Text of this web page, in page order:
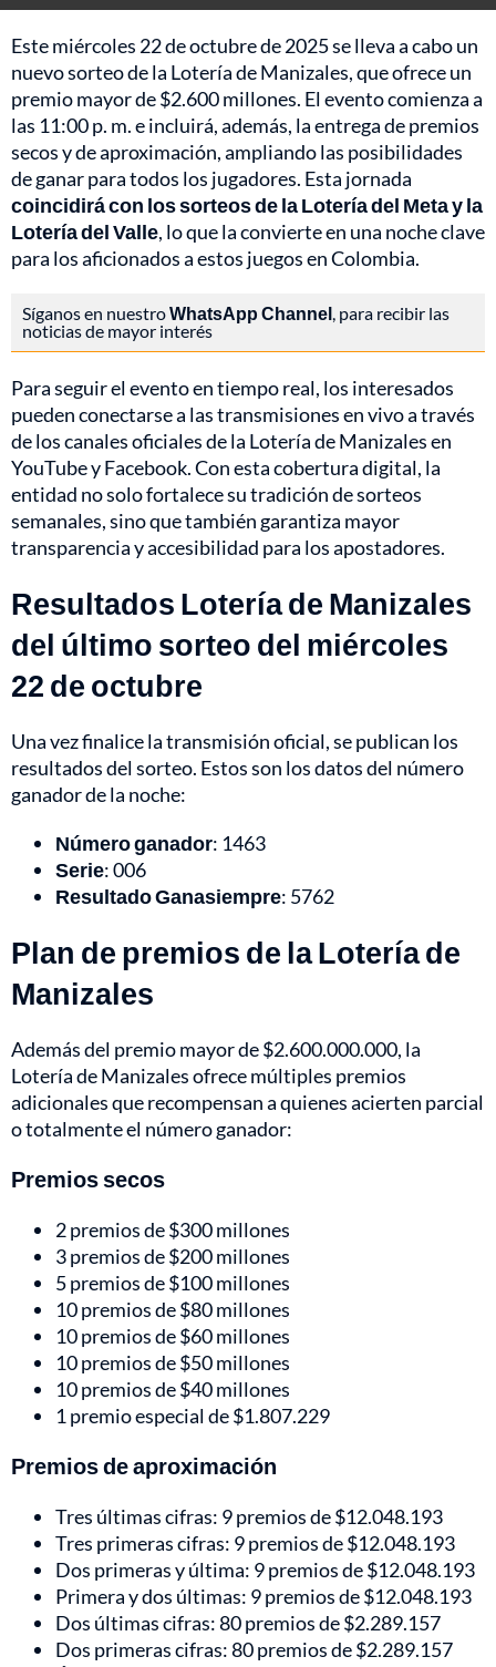
Este miércoles 22 de octubre de 2025 se lleva a cabo un
nuevo sorteo de la Lotería de Manizales, que ofrece un
premio mayor de $2.600 millones. El evento comienza a
las 11:00 p. m. e incluirá, además, la entrega de premios
secos y de aproximación, ampliando las posibilidades
de ganar para todos los jugadores. Esta jornada
coincidirá con los sorteos de la Lotería del Meta y la
Lotería del Valle, lo que la convierte en una noche clave
para los aficionados a estos juegos en Colombia.
Síganos en nuestroWhatsApp Channel, para recibir las
noticias de mayor interés
Para seguir el evento en tiempo real, los interesados
pueden conectarse a las transmisiones en vivo a través
de los canales oficiales de la Lotería de Manizales en
YouTube y Facebook. Con esta cobertura digital, la
entidad no solo fortalece su tradición de sorteos
semanales, sino que también garantiza mayor
transparencia y accesibilidad para los apostadores.
Resultados Lotería de Manizales
del último sorteo del miércoles
22 de octubre
Una vez finalice la transmisión oficial, se publican los
resultados del sorteo. Estos son los datos del número
ganador de la noche:
Número ganador: 1463
Serie: 006
Resultado Ganasiempre: 5762
Plan de premios de la Lotería de
Manizales
Además del premio mayor de $2.600.000.000, la
Lotería de Manizales ofrece múltiples premios
adicionales que recompensan a quienes acierten parcial
o totalmente el número ganador:
Premios secos
2 premios de $300 millones
3 premios de $200 millones
5 premios de $100 millones
10 premios de $80 millones
10 premios de $60 millones
10 premios de $50 millones
10 premios de $40 millones
1 premio especial de $1.807.229
Premios de aproximación
Tres últimas cifras: 9 premios de $12.048.193
Tres primeras cifras: 9 premios de $12.048.193
Dos primeras y última: 9 premios de $12.048.193
Primera y dos últimas: 9 premios de $12.048.193
Dos últimas cifras: 80 premios de $2.289.157
Dos primeras cifras: 80 premios de $2.289.157